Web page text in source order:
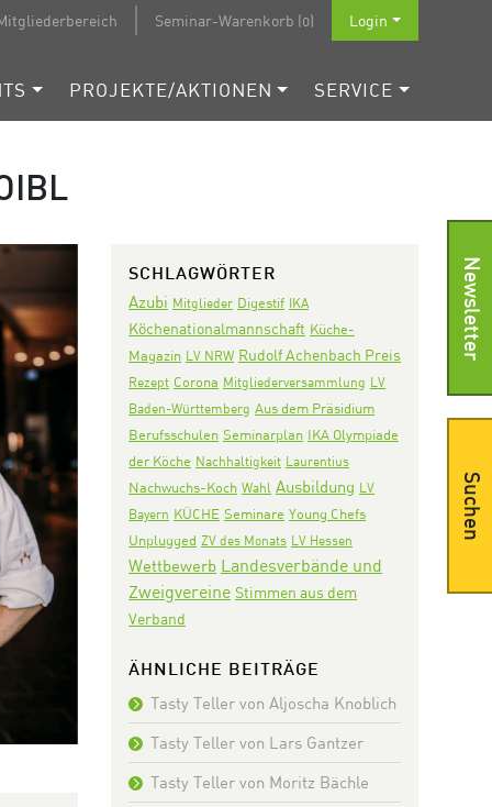
Seminar-Warenkorb (0) Login
PROJEKTE/AKTIONEN SERVICE
SCHLAGWÖRTER
Azubi Mitglieder Digestif IKA
Köchenationalmannschaft Küche-
Magazin LV NRW Rudolf Achenbach Preis
Rezept Corona Mitgliederversammlung LV
Baden-Württemberg Aus dem Präsidium
Berufsschulen Seminarplan IKA Olympiade
der Köche Nachhaltigkeit Laurentius
Nachwuchs-Koch Wahl Ausbildung LV
Bayern KÜCHE Seminare Young Chefs
Unplugged ZV des Monats LV Hessen
Wettbewerb Landesverbände und
Zweigvereine Stimmen aus dem
Verband
ÄHNLICHE BEITRÄGE
Tasty Teller von Aljoscha Knoblich
Tasty Teller von Lars Gantzer
Tasty Teller von Moritz Bächle
Newsletter
Suchen